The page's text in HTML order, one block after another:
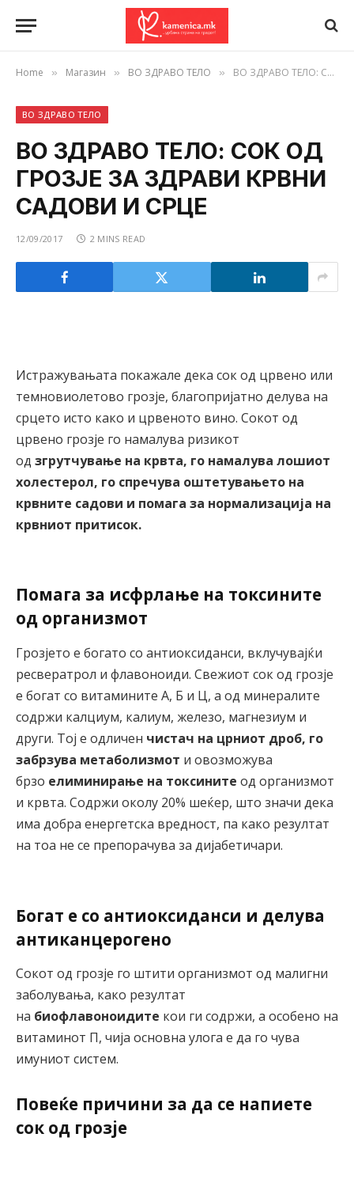
Home » Магазин » ВО ЗДРАВО ТЕЛО » ВО ЗДРАВО ТЕЛО: СОК ОД ГРОЗЈЕ ЗА ЗДРАВИ КРВНИ САДОВИ И СРЦЕ
ВО ЗДРАВО ТЕЛО
ВО ЗДРАВО ТЕЛО: СОК ОД
ГРОЗЈЕ ЗА ЗДРАВИ КРВНИ
САДОВИ И СРЦЕ
12/09/2017 2 MINS READ
Истражувањата покажале дека сок од црвено или
темновиолетово грозје, благопријатно делува на
срцето исто како и црвеното вино. Сокот од
црвено грозје го намалува ризикот
од згрутчување на крвта, го намалува лошиот
холестерол, го спречува оштетувањето на
крвните садови и помага за нормализација на
крвниот притисок.
Помага за исфрлање на токсините
од организмот
Грозјето е богато со антиоксиданси, вклучувајќи
ресвератрол и флавоноиди. Свежиот сок од грозје
е богат со витамините А, Б и Ц, а од минералите
содржи калциум, калиум, железо, магнезиум и
други. Тој е одличен чистач на црниот дроб, го
забрзува метаболизмот и овозможува
брзо елиминирање на токсините од организмот
и крвта. Содржи околу 20% шеќер, што значи дека
има добра енергетска вредност, па како резултат
на тоа не се препорачува за дијабетичари.
Богат е со антиоксиданси и делува
антиканцерогено
Сокот од грозје го штити организмот од малигни
заболувања, како резултат
на биофлавоноидите кои ги содржи, а особено на
витаминот П, чија основна улога е да го чува
имуниот систем.
Повеќе причини за да се напиете
сок од грозје